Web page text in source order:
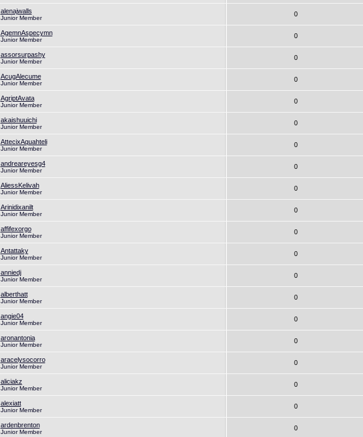
alenajwalls
Junior Member
0
AgemnAspecymn
Junior Member
0
assorsurpashy
Junior Member
0
AcugAlecume
Junior Member
0
AgriptAvata
Junior Member
0
akaishuuichi
Junior Member
0
AttecixAquahteli
Junior Member
0
andreareyesg4
Junior Member
0
AliessKelivah
Junior Member
0
Arinidixanilt
Junior Member
0
affifexorgo
Junior Member
0
Antattaky
Junior Member
0
anniedj
Junior Member
0
alberthatt
Junior Member
0
angie04
Junior Member
0
aronantonia
Junior Member
0
aracelysocorro
Junior Member
0
aliciakz
Junior Member
0
alexiatt
Junior Member
0
ardenbrenton
Junior Member
0